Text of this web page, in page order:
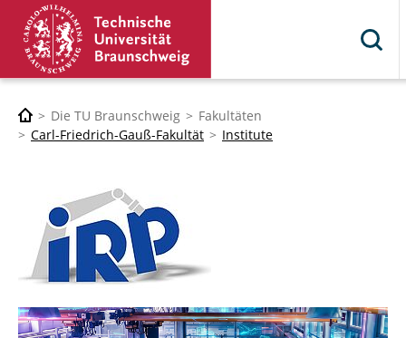
Die TU Braunschweig
Fakultäten
Carl-Friedrich-Gauß-Fakultät
Institute